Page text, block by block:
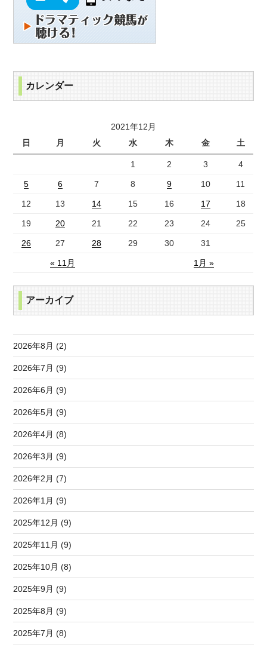
カレンダー
2021年12月
日
月 火 水 木 金 土
« 11月 1月 »
1 2 3 4
5 6 7 8 9 10 11
12 13 14 15 16 17 18
19 20 21 22 23 24 25
26 27 28 29 30 31
アーカイブ
2026年8月 (2)
2026年7月 (9)
2026年6月 (9)
2026年5月 (9)
2026年4月 (8)
2026年3月 (9)
2026年2月 (7)
2026年1月 (9)
2025年12月 (9)
2025年11月 (9)
2025年10月 (8)
2025年9月 (9)
2025年8月 (9)
2025年7月 (8)